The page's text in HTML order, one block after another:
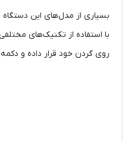
بسیاری از مدل‌های این
با استفاده از تکنیک‌های
روی گردن خود قرار داده و دکمه